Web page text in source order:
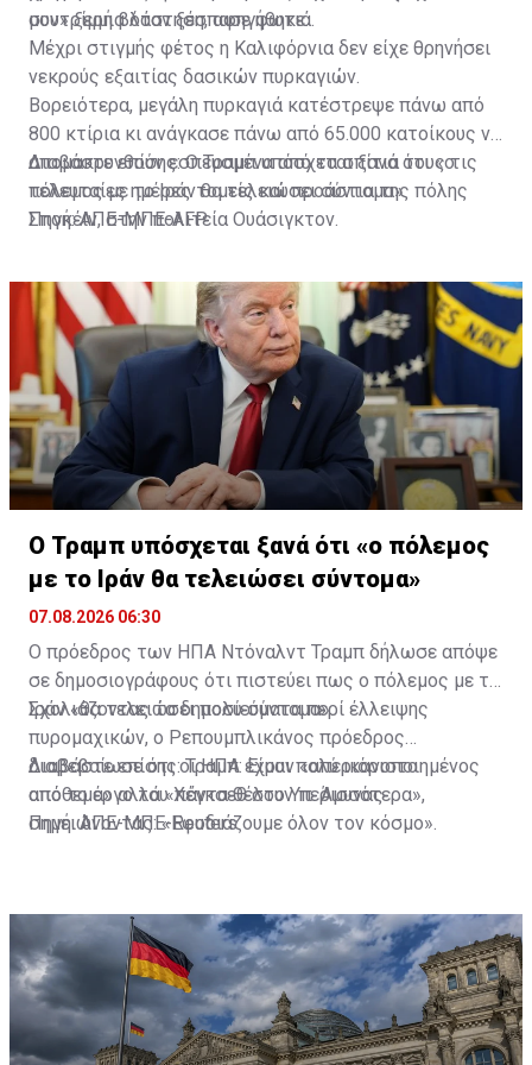
συντρίμμια όταν ξέσπασε φωτιά.
μου» ξερή βλάστηση, αφηγήθηκε.
Μέχρι στιγμής φέτος η Καλιφόρνια δεν είχε θρηνήσει
νεκρούς εξαιτίας δασικών πυρκαγιών.
Βορειότερα, μεγάλη πυρκαγιά κατέστρεψε πάνω από
800 κτίρια κι ανάγκασε πάνω από 65.000 κατοίκους να
απομακρυνθούν εσπευσμένα από τα σπίτια τους τις
τελευταίες ημέρες τομείς και προάστια της πόλης
Σποκέιν, στην πολιτεία Ουάσιγκτον.
Διαβάστε επίσης:Ο Τραμπ υπόσχεται ξανά ότι «ο
πόλεμος με το Ιράν θα τελειώσει σύντομα»
Πηγή: ΑΠΕ-ΜΠΕ-AFP
Ο Τραμπ υπόσχεται ξανά ότι «ο πόλεμος
με το Ιράν θα τελειώσει σύντομα»
07.08.2026 06:30
Ο πρόεδρος των ΗΠΑ Ντόναλντ Τραμπ δήλωσε απόψε
σε δημοσιογράφους ότι πιστεύει πως ο πόλεμος με το
Ιράν «θα τελειώσει πολύ σύντομα».
Σχολιάζοντας τα δημοσιεύματα περί έλλειψης
πυρομαχικών, ο Ρεπουμπλικάνος πρόεδρος
διαβεβαίωσε ότι οι ΗΠΑ έχουν «απεριόριστο
απόθεμα» αλλά «πάντα θέλουν περισσότερα»,
σημειώνοντας: «Εφοδιάζουμε όλον τον κόσμο».
Διαβάστε επίσης:Τραμπ: Είμαι πολύ ικανοποιημένος
από το έργο του Χέγκσεθ στο Υπ. Άμυνας
Πηγή: ΑΠΕ-ΜΠΕ-Reuters